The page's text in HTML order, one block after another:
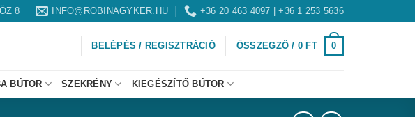
8 INFO@ROBINAGYKER.HU +36 20 463 4097 | +36 1 253 5636
BELÉPÉS / REGISZTRÁCIÓ ÖSSZEGZŐ / 0 FT 0
BÚTOR SZEKRÉNY KIEGÉSZÍTŐ BÚTOR